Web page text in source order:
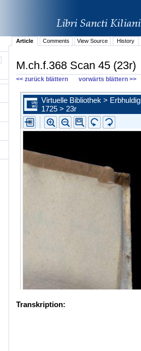
Article Comments View Source History
M.ch.f.368 Scan 45 (23r)
<< zurück blättern vorwärts blättern >>
Transkription: